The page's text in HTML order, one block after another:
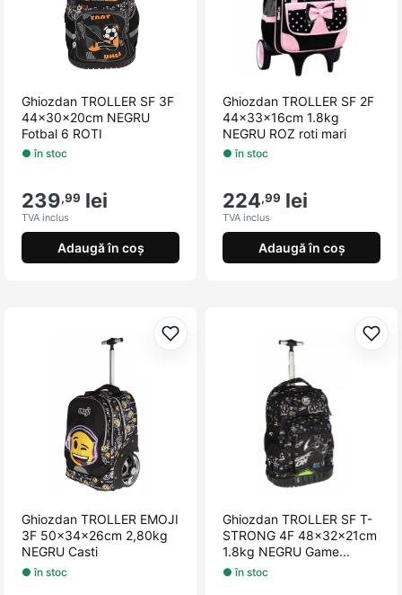
Ghiozdan TROLLER SF 3F
44x30x20cm NEGRU
Fotbal 6 ROTI
● în stoc
239,99 lei
TVA inclus
Adaugă în coș
Ghiozdan TROLLER SF 2F
44x33x16cm 1.8kg
NEGRU ROZ roti mari
● în stoc
224,99 lei
TVA inclus
Adaugă în coș
Adaugă la favorite
Ghiozdan TROLLER EMOJI
3F 50x34x26cm 2,80kg
NEGRU Casti
● în stoc
Ghiozdan TROLLER SF T-
STRONG 4F 48x32x21cm
1.8kg NEGRU Game...
● în stoc